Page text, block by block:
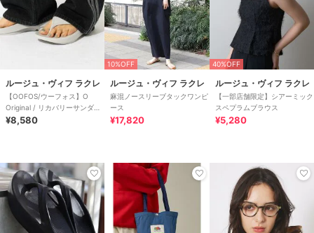
ルージュ・ヴィフ ラクレ
【OOFOS/ウーフォス】O
Original / リカバリーサンダル
【WEB限
¥8,580
10%OFF
ルージュ・ヴィフ ラクレ
麻混ノースリーブタックワンピ
ース
¥17,820
40%OFF
ルージュ・ヴィフ ラクレ
【一部店舗限定】シアーミック
スペプラムブラウス
¥5,280